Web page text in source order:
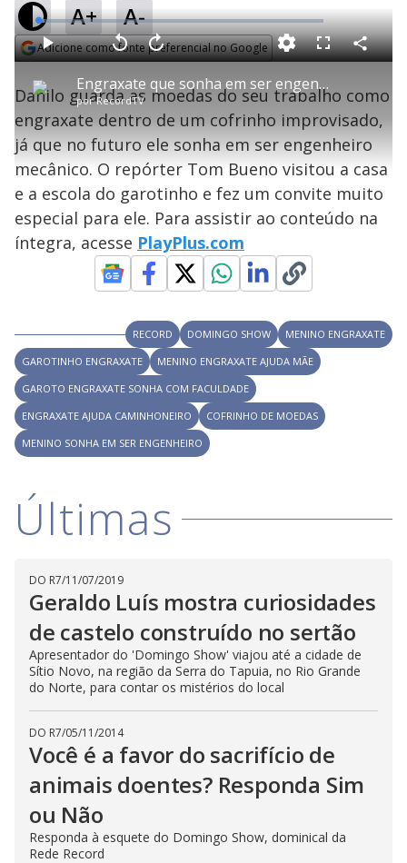
A+ A-
Adicione como fonte preferencial no Google
P
l
a
y
V
i
d
e
o
Engraxate que sonha em ser engenheiro mostra cofrinho improvisado
porRecordTV
P V
t
a
r
0
e
g
n
d
s
A
n
ç
a
s
e
u
n
o
s
L
o
a
d
e
:
2
.
3
0
%
F
l
s
c
e
n
C
o
a
r
i
l
a
Danilo guarda as moedas do seu trabalho como
engraxate dentro de um cofrinho improvisado,
já que no futuro ele sonha em ser engenheiro
mecânico. O repórter Tom Bueno visitou a casa
e a escola do garotinho e fez um convite muito
especial para ele. Para assistir ao conteúdo na
íntegra, acesse PlayPlus.com
RECORD DOMINGO SHOW
MENINO ENGRAXATE
GAROTINHO ENGRAXATE
MENINO ENGRAXATE AJUDA MÃE
GAROTO ENGRAXATE SONHA COM FACULDADE
ENGRAXATE AJUDA CAMINHONEIRO
COFRINHO DE MOEDAS
MENINO SONHA EM SER ENGENHEIRO
Últimas
DO R7/11/07/2019
Geraldo Luís mostra curiosidades
de castelo construído no sertão
Apresentador do 'Domingo Show' viajou até a cidade de
Sítio Novo, na região da Serra do Tapuia, no Rio Grande
do Norte, para contar os mistérios do local
DO R7/05/11/2014
Você é a favor do sacrifício de
animais doentes? Responda Sim
ou Não
Responda à esquete do Domingo Show, dominical da
Rede Record